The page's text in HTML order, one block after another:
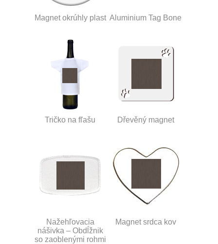
Magnet okrúhly plast Aluminium Tag Bone
Tričko na fľašu Dřevěný magnet
Nažehľovacia
nášivka – Obdĺžnik
so zaoblenými rohmi
Magnet srdca kov